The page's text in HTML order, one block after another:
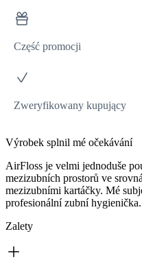
Część promocji
Zweryfikowany kupujący
Výrobek splnil mé očekávání
AirFloss je velmi jednoduše
mezizubních prostorů ve
mezizubními kartáčky. Mé
profesionální zubní hygienička.
Zalety